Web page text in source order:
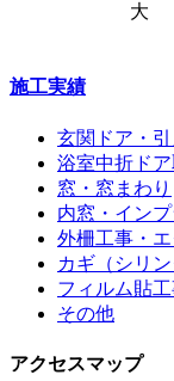
大
施工実績
玄関ドア・
浴室中折ド
窓・窓まわり
内窓・イン
外柵工事・
カギ（シリ
フィルム貼
その他
アクセスマップ